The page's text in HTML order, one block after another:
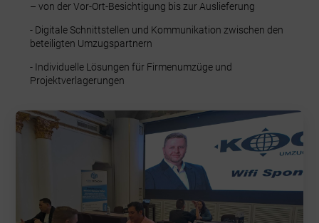
– von der Vor-Ort-Besichtigung bis zur Auslieferung
- Digitale Schnittstellen und Kommunikation zwischen den
beteiligten Umzugspartnern
- Individuelle Lösungen für Firmenumzüge und
Projektverlagerungen